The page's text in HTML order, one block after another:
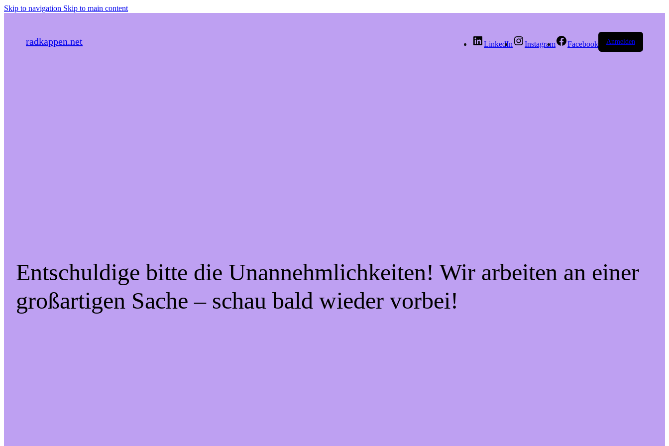
Skip to navigation Skip to main content
radkappen.net LinkedIn Instagram Facebook Anmelden
Entschuldige bitte die Unannehmlichkeiten! Wir arbeiten an einer
großartigen Sache – schau bald wieder vorbei!